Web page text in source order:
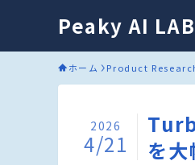
Peaky AI LAB
ホーム Product
を
2026
4/21